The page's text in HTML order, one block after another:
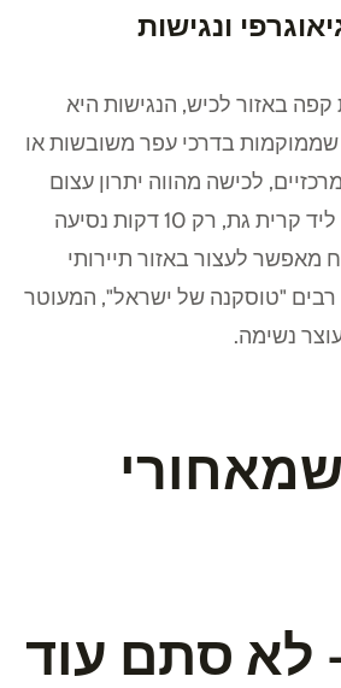
ונגישות
באזור לכיש, הנגישות היא
בדרכי עפר משובשות או
לכישה מהווה יתרון עצום
בכך שהיא עגלת קפה ליד קרית גת, רק 10 דקות נסיעה
הנוח מאפשר לעצור באזור תיירותי
רבים "טוסקנה של ישראל", המעוטר
נשימה.
לא סתם עוד